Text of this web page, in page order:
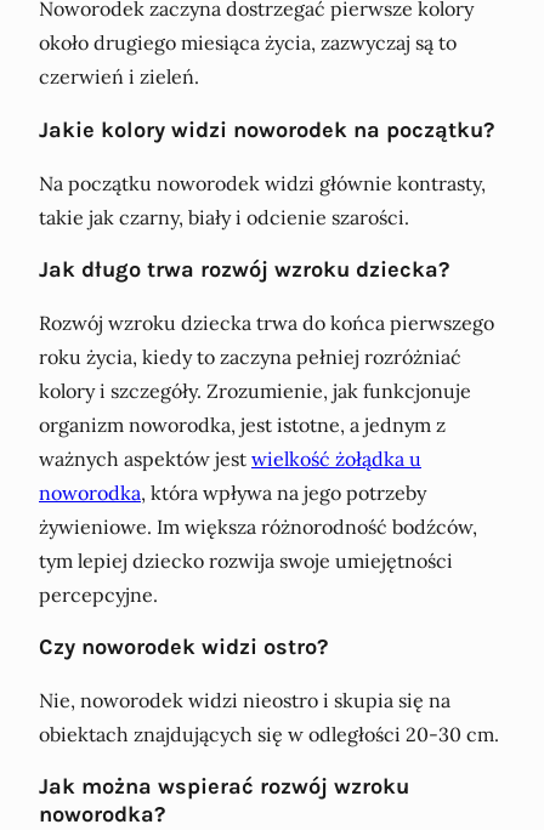
Noworodek zaczyna dostrzegać pierwsze kolory
około drugiego miesiąca życia, zazwyczaj są to
czerwień i zieleń.
Jakie kolory widzi noworodek na początku?
Na początku noworodek widzi głównie kontrasty,
takie jak czarny, biały i odcienie szarości.
Jak długo trwa rozwój wzroku dziecka?
Rozwój wzroku dziecka trwa do końca pierwszego
roku życia, kiedy to zaczyna pełniej rozróżniać
kolory i szczegóły. Zrozumienie, jak funkcjonuje
organizm noworodka, jest istotne, a jednym z
ważnych aspektów jest wielkość żołądka u
noworodka, która wpływa na jego potrzeby
żywieniowe. Im większa różnorodność bodźców,
tym lepiej dziecko rozwija swoje umiejętności
percepcyjne.
Czy noworodek widzi ostro?
Nie, noworodek widzi nieostro i skupia się na
obiektach znajdujących się w odległości 20-30 cm.
Jak można wspierać rozwój wzroku
noworodka?